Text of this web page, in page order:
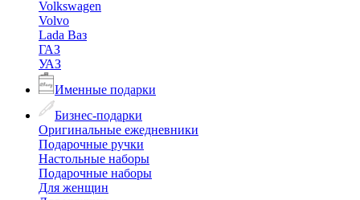
Volkswagen
Volvo
Lada Ваз
ГАЗ
УАЗ
Именные подарки
Бизнес-подарки
Оригинальные ежедневники
Подарочные ручки
Настольные наборы
Подарочные наборы
Для женщин